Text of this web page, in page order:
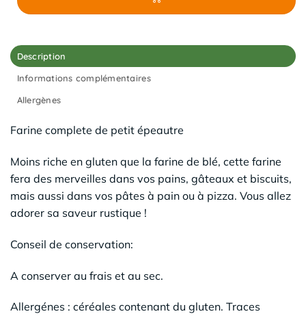
Description
Informations complémentaires
Allergènes
Farine complete de petit épeautre
Moins riche en gluten que la farine de blé, cette farine
fera des merveilles dans vos pains, gâteaux et biscuits,
mais aussi dans vos pâtes à pain ou à pizza. Vous allez
adorer sa saveur rustique !
Conseil de conservation:
A conserver au frais et au sec.
Allergénes : céréales contenant du gluten. Traces